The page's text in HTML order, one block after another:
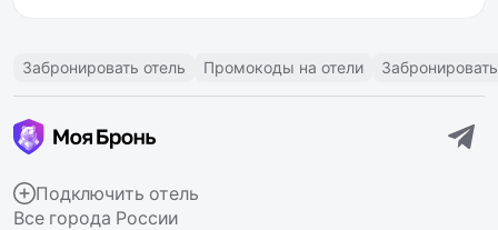
Забронировать отель Промокоды на отели
Подключить отель
Все города России